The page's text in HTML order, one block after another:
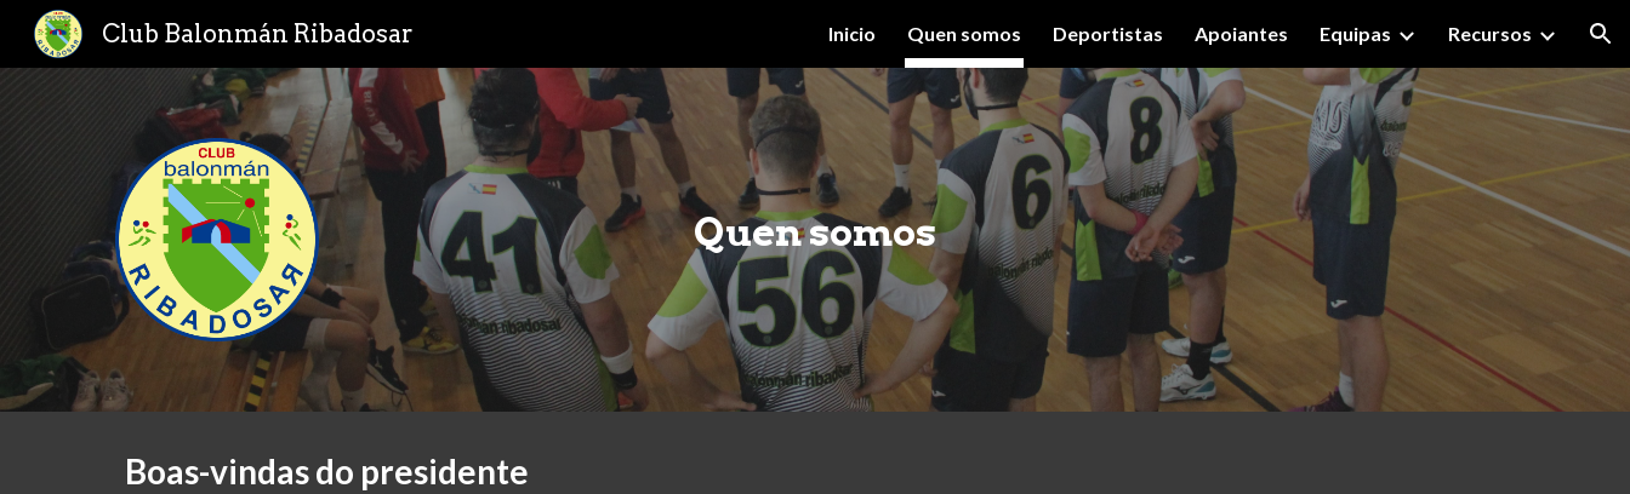
Skip to navigation
Club Balonmán Ribadosar Inicio Quen somos Deportistas Apoiantes Equipas Recursos
Quen somos
Boas-vindas do presidente